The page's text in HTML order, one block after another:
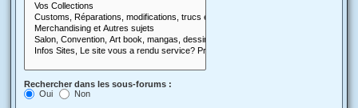
Rechercher dans les sous-forums :
Oui
Non